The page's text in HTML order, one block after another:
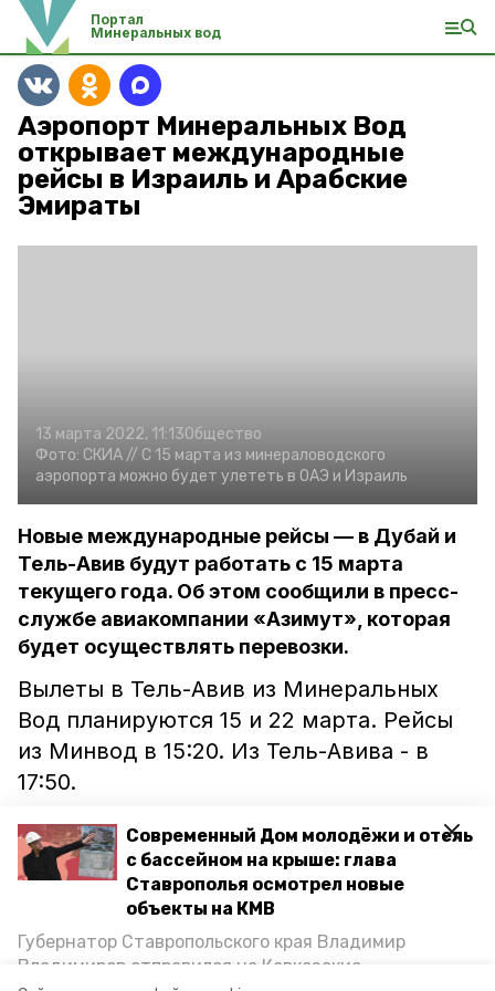
Современный Дом молодёжи и отель
с бассейном на крыше: глава
Ставрополья осмотрел новые
объекты на КМВ
Губернатор Ставропольского края Владимир
Владимиров отправился на Кавказские
Портал
Минеральных вод
Аэропорт Минеральных Вод
открывает международные
рейсы в Израиль и Арабские
Эмираты
13 марта 2022, 11:13Общество
Фото: СКИА // С 15 марта из минераловодского
аэропорта можно будет улететь в ОАЭ и Израиль
Новые международные рейсы — в Дубай и
Тель-Авив будут работать с 15 марта
текущего года. Об этом сообщили в пресс-
службе авиакомпании «Азимут», которая
будет осуществлять перевозки.
Вылеты в Тель-Авив из Минеральных
Вод планируются 15 и 22 марта. Рейсы
из Минвод в 15:20. Из Тель-Авива - в
17:50.
В ОАЭ можно будет улететь 15, 20 и 22
числа. Из Минеральных Вод воздушное
судно отправится в 21:50, а прилетит в
Дубай в 03:20. В обратном направлении
вылет в 04:20.